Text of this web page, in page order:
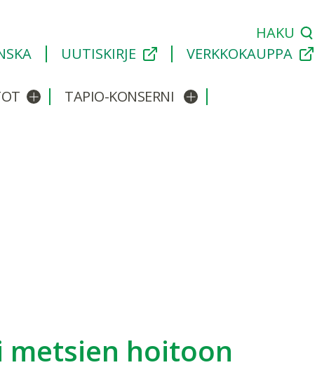
HAKU
UUTISKIRJE VERKKOKAUPPA
Avaa/sulje alavalikko
TAPIO-KONSERNI Avaa/sulje alavalikko
hoitoon